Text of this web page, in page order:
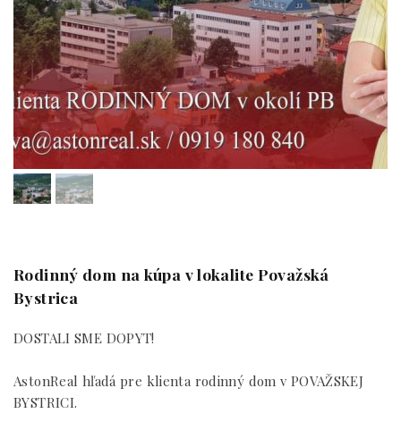
Rodinný dom na kúpa v lokalite Považská
Bystrica
DOSTALI SME DOPYT!
AstonReal hľadá pre klienta rodinný dom v POVAŽSKEJ
BYSTRICI.